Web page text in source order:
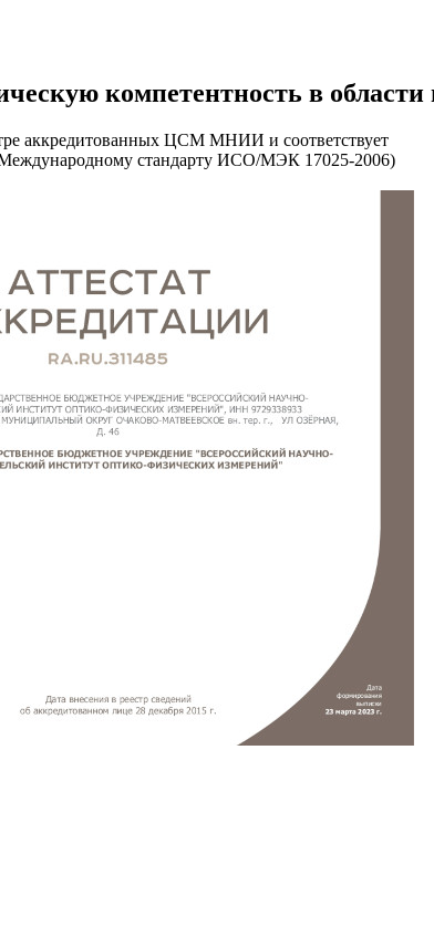
компетентность в
аккредитованных ЦСМ МНИИ и соответствует
стандарту ИСО/МЭК 17025-2006)